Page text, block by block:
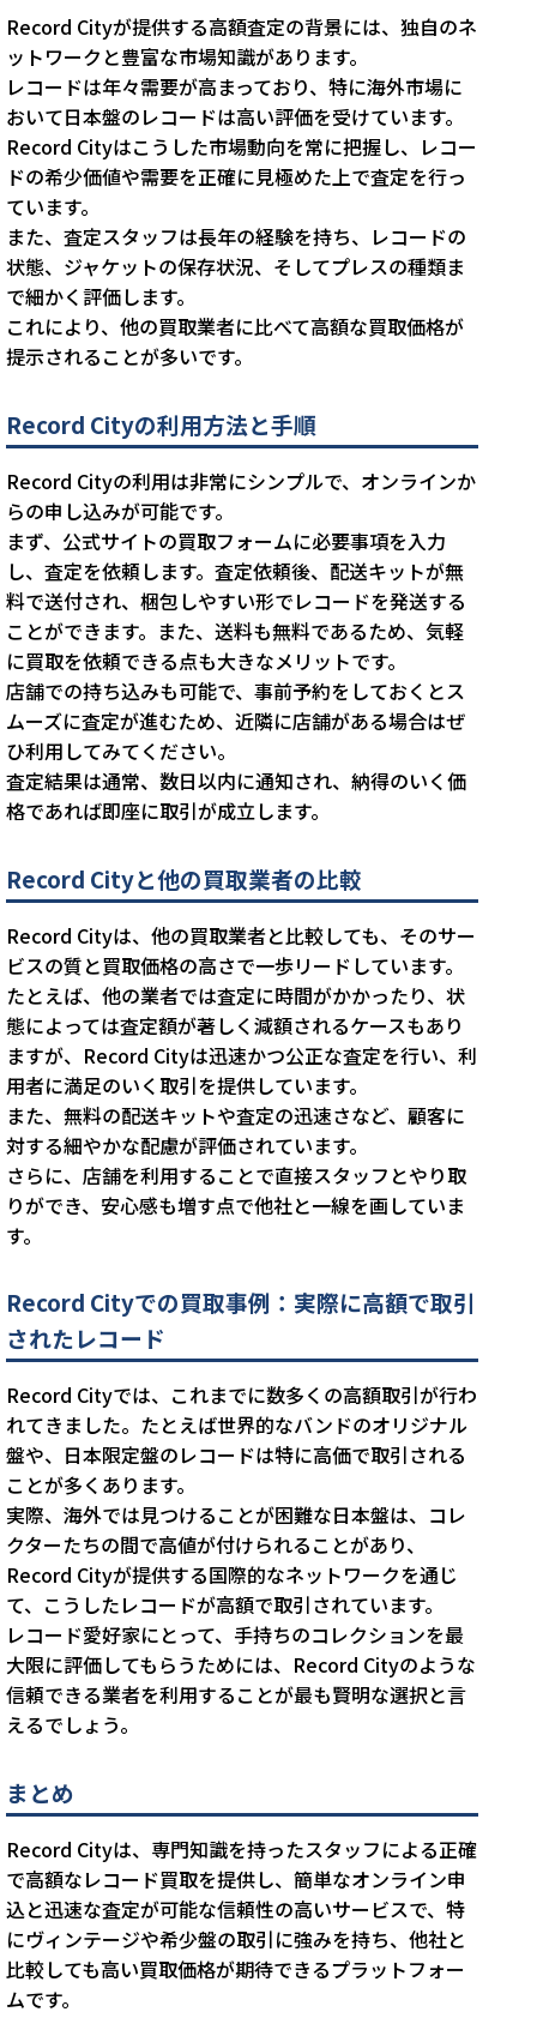
Record Cityが提供する高額査定の背景には、独自のネ
ットワークと豊富な市場知識があります。
レコードは年々需要が高まっており、特に海外市場に
おいて日本盤のレコードは高い評価を受けています。
Record Cityはこうした市場動向を常に把握し、レコー
ドの希少価値や需要を正確に見極めた上で査定を行っ
ています。
また、査定スタッフは長年の経験を持ち、レコードの
状態、ジャケットの保存状況、そしてプレスの種類ま
で細かく評価します。
これにより、他の買取業者に比べて高額な買取価格が
提示されることが多いです。
Record Cityの利用方法と手順
Record Cityの利用は非常にシンプルで、オンラインか
らの申し込みが可能です。
まず、公式サイトの買取フォームに必要事項を入力
し、査定を依頼します。査定依頼後、配送キットが無
料で送付され、梱包しやすい形でレコードを発送する
ことができます。また、送料も無料であるため、気軽
に買取を依頼できる点も大きなメリットです。
店舗での持ち込みも可能で、事前予約をしておくとス
ムーズに査定が進むため、近隣に店舗がある場合はぜ
ひ利用してみてください。
査定結果は通常、数日以内に通知され、納得のいく価
格であれば即座に取引が成立します。
Record Cityと他の買取業者の比較
Record Cityは、他の買取業者と比較しても、そのサー
ビスの質と買取価格の高さで一歩リードしています。
たとえば、他の業者では査定に時間がかかったり、状
態によっては査定額が著しく減額されるケースもあり
ますが、Record Cityは迅速かつ公正な査定を行い、利
用者に満足のいく取引を提供しています。
また、無料の配送キットや査定の迅速さなど、顧客に
対する細やかな配慮が評価されています。
さらに、店舗を利用することで直接スタッフとやり取
りができ、安心感も増す点で他社と一線を画していま
す。
Record Cityでの買取事例：実際に高額で取引
されたレコード
Record Cityでは、これまでに数多くの高額取引が行わ
れてきました。たとえば世界的なバンドのオリジナル
盤や、日本限定盤のレコードは特に高価で取引される
ことが多くあります。
実際、海外では見つけることが困難な日本盤は、コレ
クターたちの間で高値が付けられることがあり、
Record Cityが提供する国際的なネットワークを通じ
て、こうしたレコードが高額で取引されています。
レコード愛好家にとって、手持ちのコレクションを最
大限に評価してもらうためには、Record Cityのような
信頼できる業者を利用することが最も賢明な選択と言
えるでしょう。
まとめ
Record Cityは、専門知識を持ったスタッフによる正確
で高額なレコード買取を提供し、簡単なオンライン申
込と迅速な査定が可能な信頼性の高いサービスで、特
にヴィンテージや希少盤の取引に強みを持ち、他社と
比較しても高い買取価格が期待できるプラットフォー
ムです。